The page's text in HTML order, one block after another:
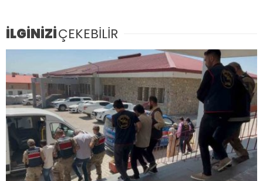
İLGİNİZİÇEKEBİLİR